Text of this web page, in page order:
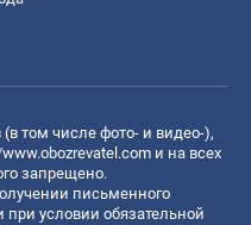
том числе фото- и видео-),
и на всех
запрещено.
письменного
условии обязательной